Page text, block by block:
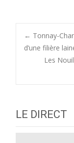
Post
← Tonnay-
d’une filière
Les
LE DIRECT